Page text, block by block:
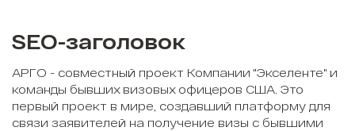
SEO-заголовок
АРГО - совместный проект Компании "Экселенте" и
команды бывших визовых офицеров США. Это
первый проект в мире, создавший платформу для
связи заявителей на получение визы с бывшими